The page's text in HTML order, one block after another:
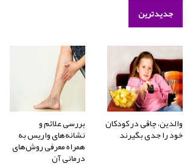
جدیدترین
والدین، چاقی در کودکان
خود را جدی بگیرند
بررسی علائم و
نشانه‌های واریس به
همراه معرفی روش‌های
درمانی آن